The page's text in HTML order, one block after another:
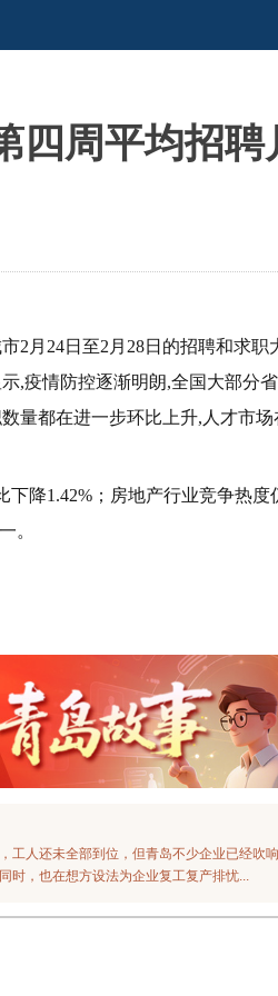
四周平均招聘
月24日至2月28日的招聘和求职
,疫情防控逐渐明朗,全国大部分
量都在进一步环比上升,人才市
降1.42%；房地产行业竞争热
。
工人还未全部到位，但青岛不少企业已经吹
时，也在想方设法为企业复工复产排忧...